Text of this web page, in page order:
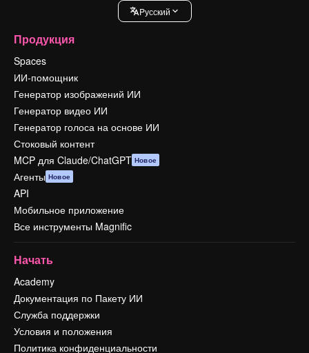
Pусский
Продукция
Spaces
ИИ-помощник
Генератор изображений ИИ
Генератор видео ИИ
Генератор голоса на основе ИИ
Стоковый контент
MCP для Claude/ChatGPT Новое
Агенты Новое
API
Мобильное приложение
Все инструменты Magnific
Начать
Academy
Документация по Пакету ИИ
Служба поддержки
Условия и положения
Политика конфиденциальности